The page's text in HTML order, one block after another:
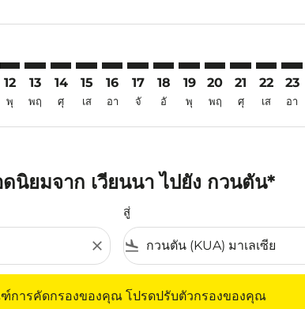
12
พุ
13
พฤ
14
ศุ
15
เส
16
อา
17
จั
18
อั
19
พุ
20
พฤ
21
ศุ
22
เส
23
อา
ดนิยมจาก เวียนนา ไปยัง กวนตัน*
close
สู่
flight_land
การคัดกรองของคุณ โปรดปรับตัวกรองของคุณ